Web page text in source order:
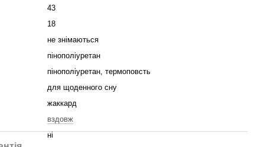
43
18
не знімаються
пінополіуретан
пінополіуретан, термоповсть
для щоденного сну
жаккард
вздовж
ні